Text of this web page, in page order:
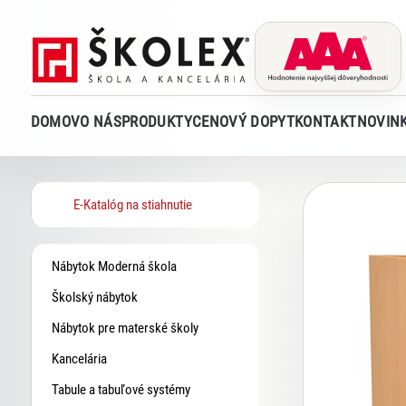
DOMOVO NÁSPRODUKTYCENOVÝ DOPYTKONTAKT
E-Katalóg na stiahnutie
Nábytok Moderná škola
Školský nábytok
Nábytok pre materské školy
Kancelária
Tabule a tabuľové systémy